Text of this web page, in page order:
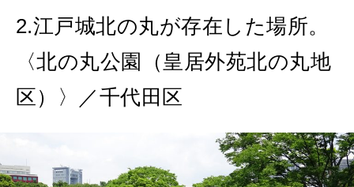
2.江戸城北の丸が存在した場所。
〈北の丸公園（皇居外苑北の丸地
区）〉／千代田区